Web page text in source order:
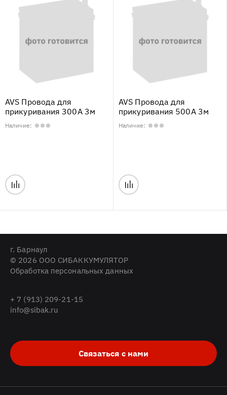
AVS Провода для
прикуривания 300А 3м
Наличие:
AVS Провода для
прикуривания 500А 3м
Наличие:
г. Барнаул
© 2026 ООО СИБАККУМУЛЯТОР
Обработка персональных данных
+ 7 (913) 209-21-15
info@sibak.ru
Связаться с нами